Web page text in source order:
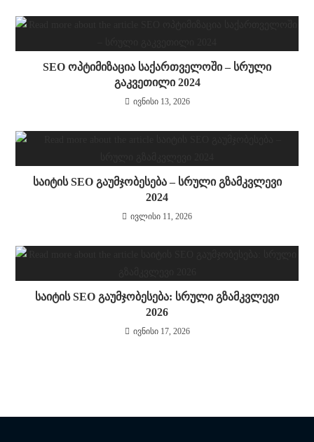
SEO ოპტიმიზაცია საქართველოში – სრული
გაკვეთილი 2024
ივნისი 13, 2026
საიტის SEO გაუმჯობესება – სრული გზამკვლევი
2024
ივლისი 11, 2026
საიტის SEO გაუმჯობესება: სრული გზამკვლევი
2026
ივნისი 17, 2026